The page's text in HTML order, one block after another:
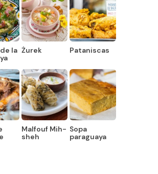
la Żurek Pataniscas
Malfouf Mih-
sheh
Sopa
paraguaya